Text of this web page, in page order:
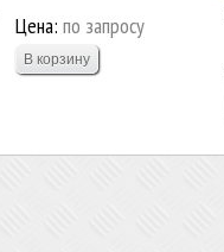
Цена: по запросу